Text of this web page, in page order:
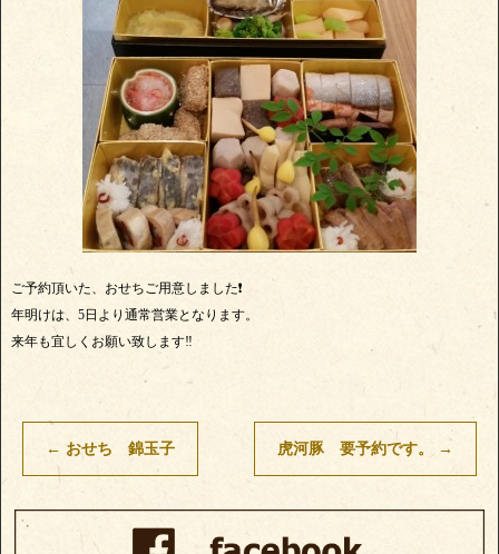
ご予約頂いた、おせちご用意しました❗
年明けは、5日より通常営業となります。
来年も宜しくお願い致します‼
← おせち 錦玉子 虎河豚 要予約です。 →